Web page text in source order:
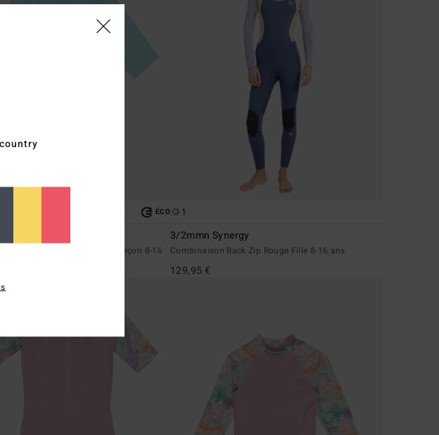
ÉCO
à manches courtes Bleu Garçon 8-16
1
3/2mmn Synergy
Combinaison Back Zip Rouge Fille 8-16 ans
129,95 €